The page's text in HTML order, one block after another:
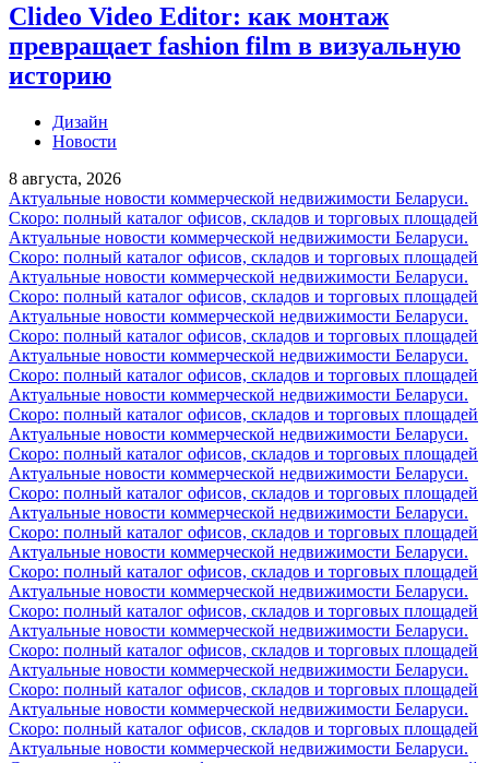
Clideo Video Editor: как монтаж
превращает fashion film в визуальную
историю
Дизайн
Новости
8 августа, 2026
Актуальные новости коммерческой недвижимости Беларуси.
Скоро: полный каталог офисов, складов и торговых площадей
Актуальные новости коммерческой недвижимости Беларуси.
Скоро: полный каталог офисов, складов и торговых площадей
Актуальные новости коммерческой недвижимости Беларуси.
Скоро: полный каталог офисов, складов и торговых площадей
Актуальные новости коммерческой недвижимости Беларуси.
Скоро: полный каталог офисов, складов и торговых площадей
Актуальные новости коммерческой недвижимости Беларуси.
Скоро: полный каталог офисов, складов и торговых площадей
Актуальные новости коммерческой недвижимости Беларуси.
Скоро: полный каталог офисов, складов и торговых площадей
Актуальные новости коммерческой недвижимости Беларуси.
Скоро: полный каталог офисов, складов и торговых площадей
Актуальные новости коммерческой недвижимости Беларуси.
Скоро: полный каталог офисов, складов и торговых площадей
Актуальные новости коммерческой недвижимости Беларуси.
Скоро: полный каталог офисов, складов и торговых площадей
Актуальные новости коммерческой недвижимости Беларуси.
Скоро: полный каталог офисов, складов и торговых площадей
Актуальные новости коммерческой недвижимости Беларуси.
Скоро: полный каталог офисов, складов и торговых площадей
Актуальные новости коммерческой недвижимости Беларуси.
Скоро: полный каталог офисов, складов и торговых площадей
Актуальные новости коммерческой недвижимости Беларуси.
Скоро: полный каталог офисов, складов и торговых площадей
Актуальные новости коммерческой недвижимости Беларуси.
Скоро: полный каталог офисов, складов и торговых площадей
Актуальные новости коммерческой недвижимости Беларуси.